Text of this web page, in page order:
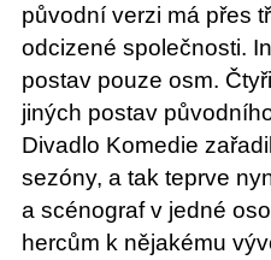
původní verzi má přes
odcizené společnosti.
postav pouze osm.
jiných postav
Divadlo Komedie
sezóny, a tak teprve
a scénograf v jedné
hercům k nějakému